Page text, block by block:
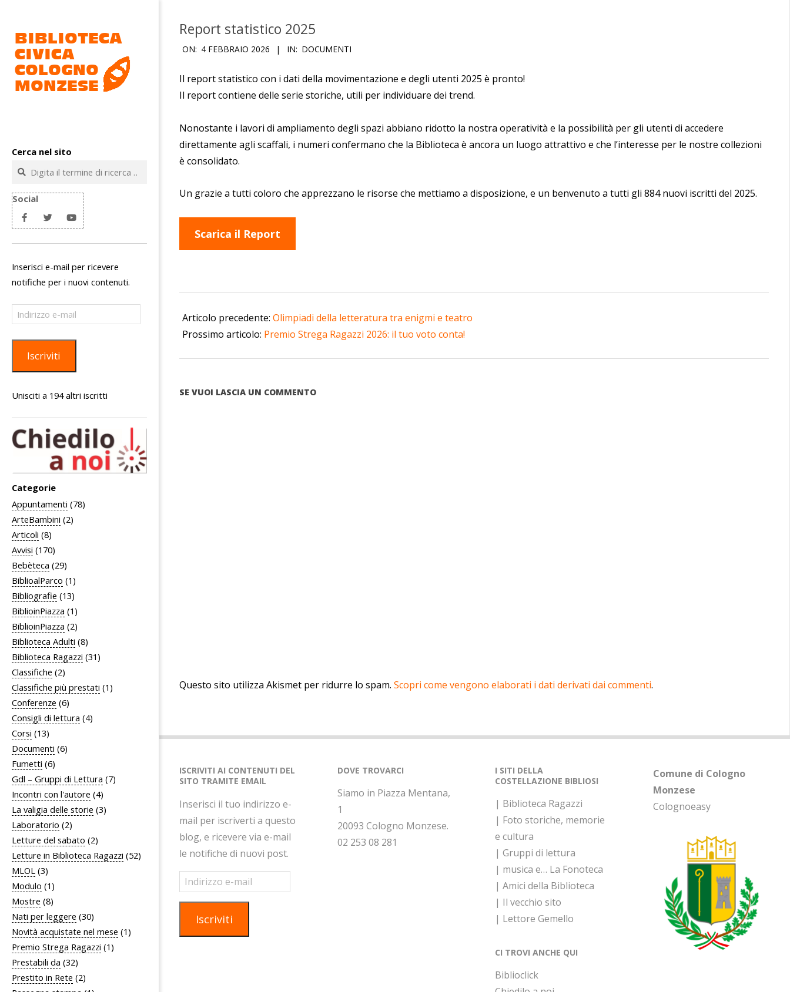
contenuto
civica
Cologno
Monzese
Cerca nel sito
Cerca
Social
Inserisci e-mail per ricevere
notifiche per i nuovi contenuti.
Indirizzo
e-
Iscriviti
Unisciti a 194 altri iscritti
Categorie
Appuntamenti (78)
ArteBambini (2)
Articoli (8)
Avvisi (170)
Bebèteca (29)
BiblioalParco (1)
Bibliografie (13)
BiblioinPiazza (1)
BiblioinPiazza (2)
Biblioteca Adulti (8)
Biblioteca Ragazzi (31)
Classifiche (2)
Classifiche più prestati (1)
Conferenze (6)
Consigli di lettura (4)
Corsi (13)
Documenti (6)
Fumetti (6)
Gdl – Gruppi di Lettura (7)
Incontri con l'autore (4)
La valigia delle storie (3)
Laboratorio (2)
Letture del sabato (2)
Letture in Biblioteca Ragazzi (52)
MLOL (3)
Modulo (1)
Mostre (8)
Nati per leggere (30)
Novità acquistate nel mese (1)
Premio Strega Ragazzi (1)
Prestabili da (32)
Prestito in Rete (2)
Report statistico 2025
ON: 4 FEBBRAIO 2026 IN: DOCUMENTI
Il report statistico con i dati della movimentazione e degli utenti 2025 è pronto!
Il report contiene delle serie storiche, utili per individuare dei trend.
Nonostante i lavori di ampliamento degli spazi abbiano ridotto la nostra operatività e la possibilità per gli utenti di accedere
direttamente agli scaffali, i numeri confermano che la Biblioteca è ancora un luogo attrattivo e che l’interesse per le nostre collezioni
è consolidato.
Un grazie a tutti coloro che apprezzano le risorse che mettiamo a disposizione, e un benvenuto a tutti gli 884 nuovi iscritti del 2025.
Scarica il Report
02-
04
Articolo precedente: Olimpiadi della letteratura tra enigmi e teatro
Prossimo articolo: Premio Strega Ragazzi 2026: il tuo voto conta!
SE VUOI LASCIA UN COMMENTO
Questo sito utilizza Akismet per ridurre lo spam. Scopri come vengono elaborati i dati derivati dai commenti.
ISCRIVITI AI CONTENUTI DEL
SITO TRAMITE EMAIL
Inserisci il tuo indirizzo e-
mail per iscriverti a questo
blog, e ricevere via e-mail
le notifiche di nuovi post.
Indirizzo
e-
mail
Iscriviti
DOVE TROVARCI
Siamo in Piazza Mentana,
1
20093 Cologno Monzese.
02 253 08 281
I SITI DELLA
COSTELLAZIONE BIBLIOSI
| Biblioteca Ragazzi
| Foto storiche, memorie
e cultura
| Gruppi di lettura
| musica e… La Fonoteca
| Amici della Biblioteca
| Il vecchio sito
| Lettore Gemello
CI TROVI ANCHE QUI
Biblioclick
Comune di Cologno
Monzese
Colognoeasy